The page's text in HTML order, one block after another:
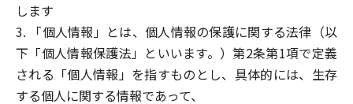
します
3. 「個人情報」とは、個人情報の保護に関する法律（以
下「個人情報保護法」といいます。）第2条第1項で定義
される「個人情報」を指すものとし、具体的には、生存
する個人に関する情報であって、